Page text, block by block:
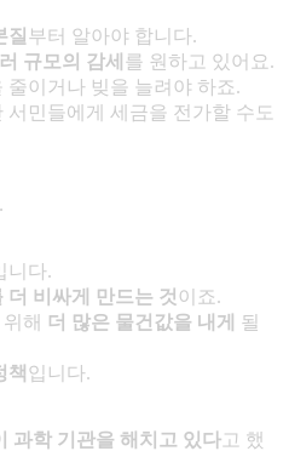
질 부터 알아야 합니다.
규모의 감세 를 원하고 있어요.
줄이거나 빚을 늘려야 하죠.
서민들에게 세금을 전가할 수도
니다.
더 비싸게 만드는 것 이죠.
해 더 많은 물건값을 내게
될
책 입니다.
과학 기관을 해치고 있다고 했